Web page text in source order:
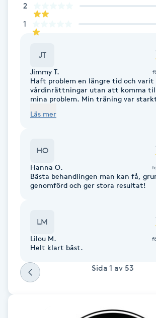
Celluliter
Coachning
Cryoterapi
Dermapen
Diamantslipning
2
1
JT
Jimmy T.
Haft problem en längre tid och varit
vårdinrättningar utan att komma
mina problem. Min träning var starkt
skillnad, redan på plats. Dagen efter
Läs mer
HO
Hanna O.
Bästa behandlingen man kan få,
genomförd och ger stora resultat!
LM
Lilou M.
Helt klart bäst.
Sida 1 av 53